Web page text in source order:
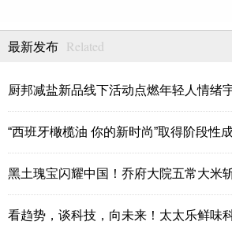
最新发布 Related
厨邦减盐新品线下活动点燃年轻人情绪
“西班牙橄榄油 你的新时尚”取得阶段性
黑土瑰宝闪耀中国！乔府大院五常大米
看趋势，谈科技，向未来！太太乐鲜味